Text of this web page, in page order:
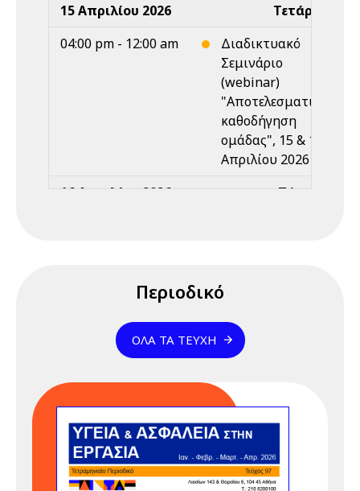
15 Απριλίου 2026
Τετάρτη
04:00 pm - 12:00 am
Διαδικτυακό
Σεμινάριο
(webinar)
"Αποτελεσματική
καθοδήγηση
ομάδας", 15 & 17
Απριλίου 2026
16 Απριλίου 2026
Πέμπτη
"Αποτελεσματική
καθοδήγηση
ομάδας", 15 & 17
Απριλίου 2026
12:00 am - 07:00 pm
Διαδικτυακό
Σεμινάριο
"Αποτελεσματική
καθοδήγηση
Περιοδικό
ΌΛΑ ΤΑ ΤΕΎΧΗ